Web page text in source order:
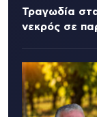
Τραγωδία
νεκρός σε